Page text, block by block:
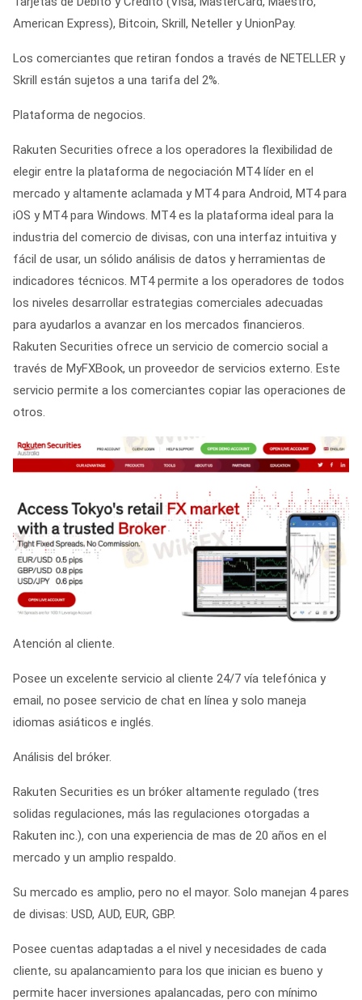
American Express), Bitcoin, Skrill, Neteller y UnionPay.
Los comerciantes que retiran fondos a través de NETELLER y
Skrill están sujetos a una tarifa del 2%.
Plataforma de negocios.
Rakuten Securities ofrece a los operadores la flexibilidad de
elegir entre la plataforma de negociación MT4 líder en el
mercado y altamente aclamada y MT4 para Android, MT4 para
iOS y MT4 para Windows. MT4 es la plataforma ideal para la
industria del comercio de divisas, con una interfaz intuitiva y
fácil de usar, un sólido análisis de datos y herramientas de
indicadores técnicos. MT4 permite a los operadores de todos
los niveles desarrollar estrategias comerciales adecuadas
para ayudarlos a avanzar en los mercados financieros.
Rakuten Securities ofrece un servicio de comercio social a
través de MyFXBook, un proveedor de servicios externo. Este
servicio permite a los comerciantes copiar las operaciones de
otros.
Atención al cliente.
Posee un excelente servicio al cliente 24/7 vía telefónica y
email, no posee servicio de chat en línea y solo maneja
idiomas asiáticos e inglés.
Análisis del bróker.
Rakuten Securities es un bróker altamente regulado (tres
solidas regulaciones, más las regulaciones otorgadas a
Rakuten inc.), con una experiencia de mas de 20 años en el
mercado y un amplio respaldo.
Su mercado es amplio, pero no el mayor. Solo manejan 4 pares
de divisas: USD, AUD, EUR, GBP.
Posee cuentas adaptadas a el nivel y necesidades de cada
cliente, su apalancamiento para los que inician es bueno y
permite hacer inversiones apalancadas, pero con mínimo